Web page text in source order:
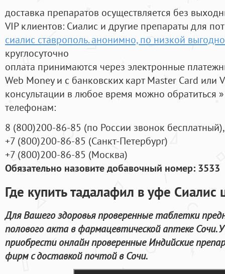
доставка препаратов осуществляется без
VIP клиентов: Сиалис и другие препараты для
сиалис ставрополь. анонимно, по низкой
круглосуточно
оплата принимаются через электронные
Web Money и с банковских карт Master Card или
консультации в любое время можно обратиться
телефонам:
8 (800)200-86-85 (по России звонок бесплатный),
+7 (800)200-86-85 (Санкт-Петербург)
+7 (800)200-86-85 (Москва)
Обязательно назовите добавочный номер: 3533
Где купить тадалафил в уфе
Для Вашего здоровья проверенные таблетки
полового акта в фармацевтической аптеке Сочи.
приобрести онлайн проверенные Индийские
фирм с доставкой почтой в Сочи.